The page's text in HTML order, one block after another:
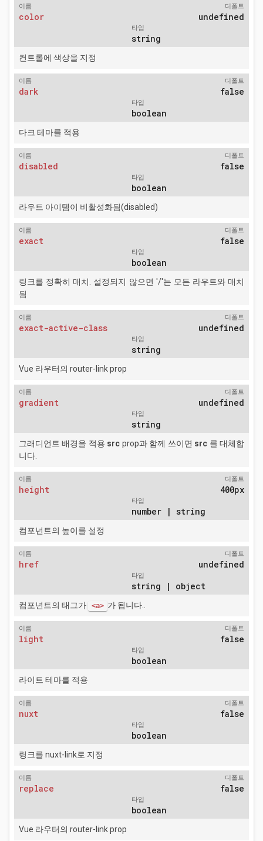
이름
color
디폴트
undefined
타입
string
컨트롤에 색상을 지정
이름
dark
디폴트
false
타입
boolean
다크 테마를 적용
이름
disabled
디폴트
false
타입
boolean
라우트 아이템이 비활성화됨(disabled)
이름
exact
디폴트
false
타입
boolean
링크를 정확히 매치. 설정되지 않으면 '/'는 모든 라우트와 매치
됨
이름
exact-active-class
디폴트
undefined
타입
string
Vue 라우터의 router-link prop
이름
gradient
디폴트
undefined
타입
string
그래디언트 배경을 적용 src prop과 함께 쓰이면 src 를 대체합
니다.
이름
height
디폴트
400px
타입
number | string
컴포넌트의 높이를 설정
이름
href
디폴트
undefined
타입
string | object
컴포넌트의 태그가 <a> 가 됩니다..
이름
light
디폴트
false
타입
boolean
라이트 테마를 적용
이름
nuxt
디폴트
false
타입
boolean
링크를 nuxt-link로 지정
이름
replace
디폴트
false
타입
boolean
Vue 라우터의 router-link prop